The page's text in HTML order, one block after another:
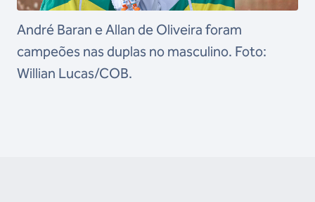
André Baran e Allan de Oliveira foram
campeões nas duplas no masculino. Foto:
Willian Lucas/COB.